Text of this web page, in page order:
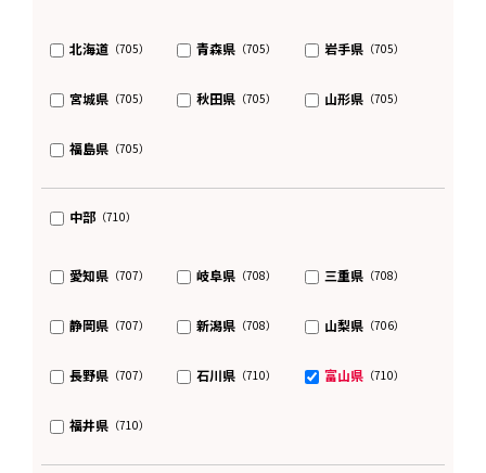
北海道（705） 青森県 （705） 岩手県 （705）
宮城県（705） 秋田県 （705） 山形県 （705）
福島県（705）
中部（710）
愛知県（707） 岐阜県 （708） 三重県 （708）
静岡県（707） 新潟県 （708） 山梨県 （706）
長野県（707） 石川県 （710） 富山県 （710）
福井県（710）